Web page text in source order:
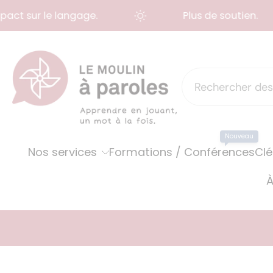
Aller
au
contenu
sur le langage. Plus de soutien.
Nos services Formations / Conférences
Nouveau